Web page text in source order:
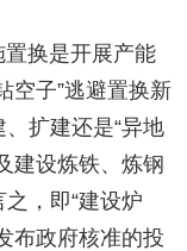
换是开展产能
空子”逃避置换新
扩建还是“异地
建设炼铁、炼钢
，即“建设炉
布政府核准的投